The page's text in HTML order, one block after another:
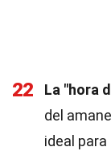
22 La "hora
del
ideal